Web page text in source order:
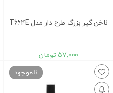
ناخن گير بزرگ طرح دار مدل T664E
57,000 تومان
ناموجود